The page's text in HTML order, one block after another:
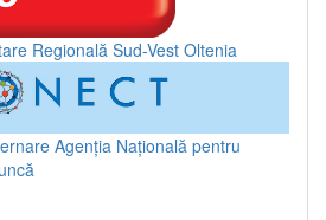
Regională Sud-Vest Oltenia
Agenția Națională pentru